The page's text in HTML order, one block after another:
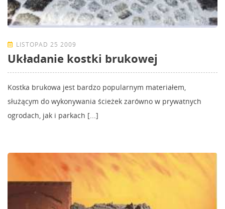
LISTOPAD 25 2009
Układanie kostki brukowej
Kostka brukowa jest bardzo popularnym materiałem,
służącym do wykonywania ścieżek zarówno w prywatnych
ogrodach, jak i parkach [...]